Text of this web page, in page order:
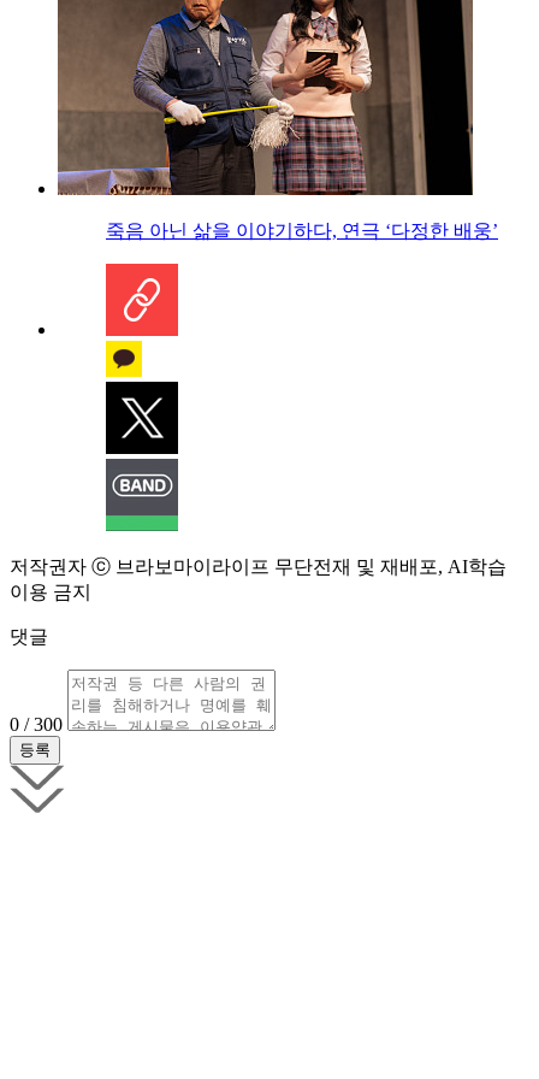
죽음 아닌 삶을 이야기하다, 연극 ‘다정한 배웅’
저작권자 ⓒ 브라보마이라이프 무단전재 및 재배포, AI학습
이용 금지
댓글
0 / 300